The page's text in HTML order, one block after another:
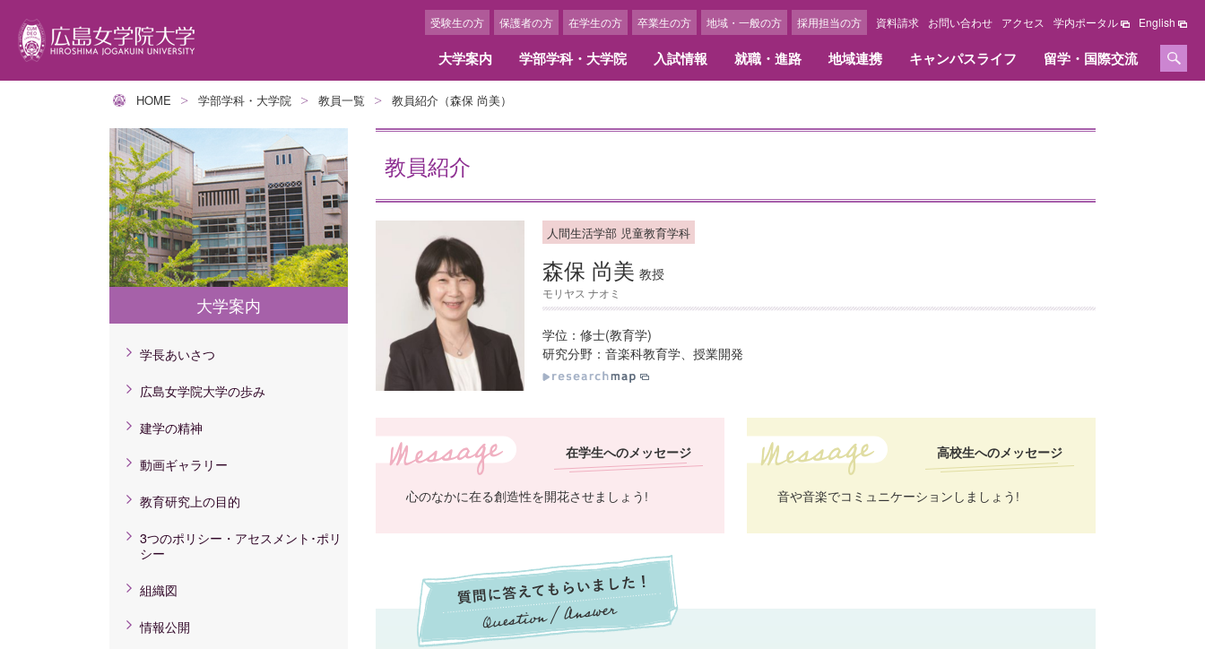
資料請求 お問い合わせ アクセス 学内ポータル English
大学案内
大学概要
学長あいさつ
動画ギャラリー
教育研究上の目的
学部・学科の人材養成に関する目的と
教育研究上の目的
研究科・専攻の人材養成に関する目的
と教育研究上の目的
3つのポリシー
カリキュラム・ポリシー
アドミッション・ポリシー
アセスメント・ポリシー
学部学科・大学院構成
事務組織図
情報公開
改善意見等対応状況報告書
学部学科・大学院
学部学科
人文学部 国際英語学科
人間生活学部 管理栄養学科
人間生活学部 児童教育学科
カリキュラム
ライフキャリア教育
教員一覧
大学院 学位、免許および資格
入試情報 就職・進路
就職情報・キャリア支援
就職実績
内定者・卒業生からのメッセージ 採用担当の方へ
地域連携 キャンパスライフ
学生サポート
トータル型サポート
アカデミック・サポート・センター
ボランティアセンター
障がい学生高等教育支援室
ハラスメント相談
健康管理センター
カウンセリングルーム
宗教センター
キャンパスカレンダー
キャンパスカレンダー
学生生活
ひとり暮らしを希望される方へ
女学院の学食
保険制度
施設紹介
学費等納入金・奨学金
留学・国際交流
提携校・交流校一覧
グローバル・アウトリーチ・プログラ
ム
長期プログラム（1学期以上）
短期プログラム（1学期以内）
留学に関する費用・奨学金
国際交流センター
受験生の方 保護者の方 在学生の方 卒業生の方 地域・一般の方 採用担当の方
HOME 学部学科・大学院 教員一覧 教員紹介（森保 尚美）
教員紹介
人間生活学部 児童教育学科
森保 尚美 教授
モリヤス ナオミ
学位：修士(教育学)
研究分野：音楽科教育学、授業開発
在学生へのメッセージ
心のなかに在る創造性を開花させましょう!
高校生へのメッセージ
音や音楽でコミュニケーションしましょう!
大学案内
学長あいさつ
広島女学院大学の歩み
建学の精神
動画ギャラリー
教育研究上の目的
3つのポリシー・アセスメント･ポリ
シー
組織図
情報公開